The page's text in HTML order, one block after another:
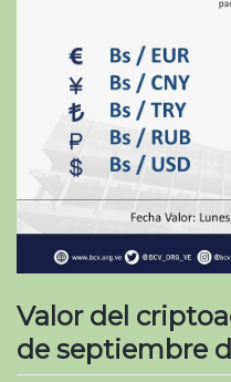
Valor del
de septiembre